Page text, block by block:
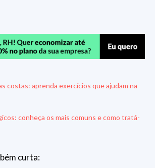
costas: aprenda exercícios que ajudam na
conheça os mais comuns e como tratá-
curta: